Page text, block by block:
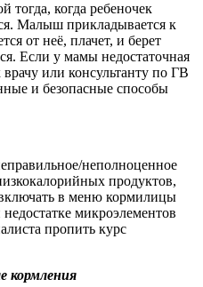
тогда, когда ребеночек
Малыш прикладывается к
от неё, плачет, и берет
Если у мамы недостаточная
врачу или консультанту по ГВ
и безопасные способы
неполноценное
продуктов,
в меню кормилицы
микроэлементов
пропить курс
кормления